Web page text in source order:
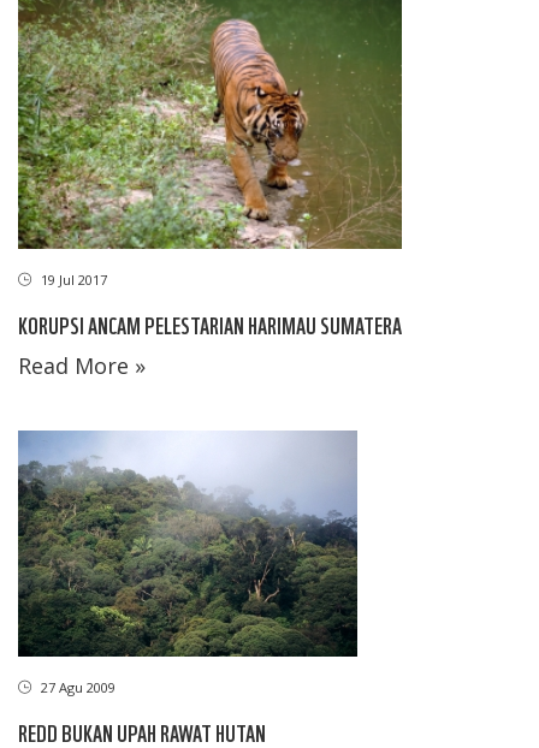
19 Jul 2017
KORUPSI ANCAM PELESTARIAN HARIMAU SUMATERA
Read More »
27 Agu 2009
REDD BUKAN UPAH RAWAT HUTAN